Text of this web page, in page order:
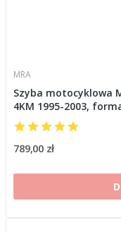
MRA
Szyba motocyklowa
4KM 1995-2003,
789,00 zł